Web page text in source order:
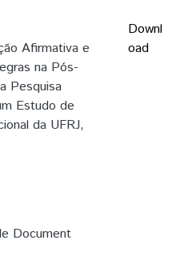
Afirmativa e
na Pós-
Pesquisa
Estudo de
da UFRJ,
Document
Downl
oad